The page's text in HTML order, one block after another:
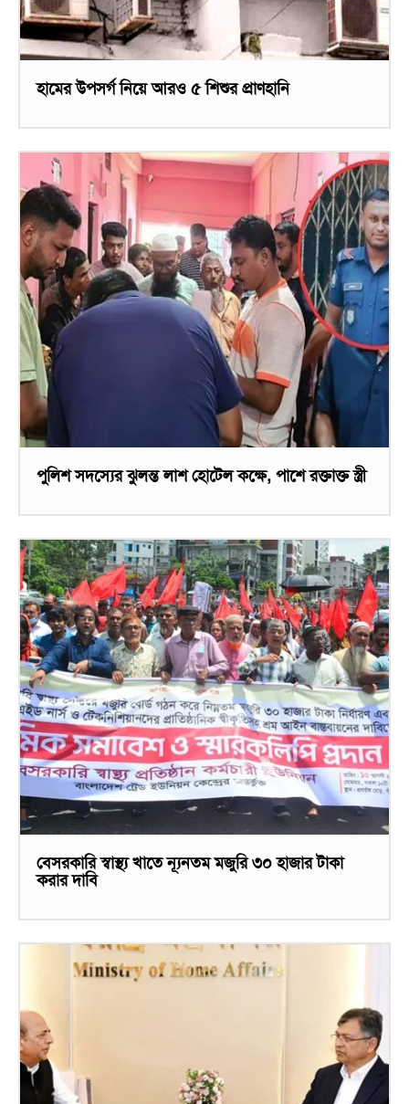
হামের উপসর্গ নিয়ে আরও ৫ শিশুর প্রাণহানি
পুলিশ সদস্যের ঝুলন্ত লাশ হোটেল কক্ষে, পাশে রক্তাক্ত স্ত্রী
বেসরকারি স্বাস্থ্য খাতে ন্যূনতম মজুরি ৩০ হাজার টাকা
করার দাবি